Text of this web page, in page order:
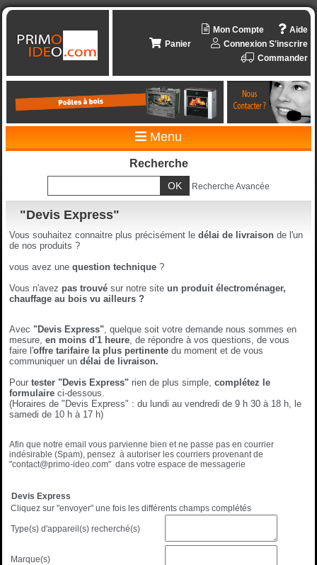
Aide
Mon Compte
Connexion S'inscrire
Panier
Commander
Menu
Recherche
Recherche Avancée
"Devis Express"
Vous souhaitez connaitre plus précisément le délai de livraison de l'un
de nos produits ?
vous avez une question technique ?
Vous n'avez pas trouvé sur notre site un produit électroménager,
chauffage au bois vu ailleurs ?
Avec "Devis Express" , quelque soit votre demande nous sommes en
mesure, en moins d'1 heure , de répondre à vos questions, de vous
faire l'offre tarifaire la plus pertinente du moment et de vous
communiquer un délai de livraison.
Pour tester "Devis Express" rien de plus simple, complétez le
formulaire ci-dessous.
(Horaires de "Devis Express" : du lundi au vendredi de 9 h 30 à 18 h, le
samedi de 10 h à 17 h)
Afin que notre email vous parvienne bien et ne passe pas en courrier
indésirable (Spam), pensez à autoriser les courriers provenant de
"contact@primo-ideo.com" dans votre espace de messagerie
Devis Express
Cliquez sur "envoyer" une fois les différents champs complétés
Type(s) d'appareil(s) recherché(s)
Marque(s)